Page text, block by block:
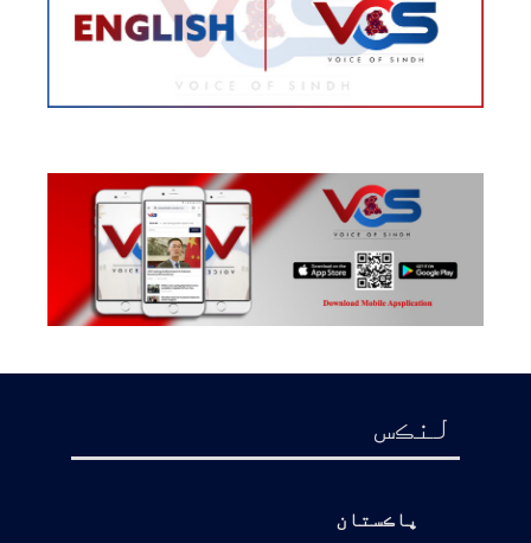
لنڪس
پاڪستان